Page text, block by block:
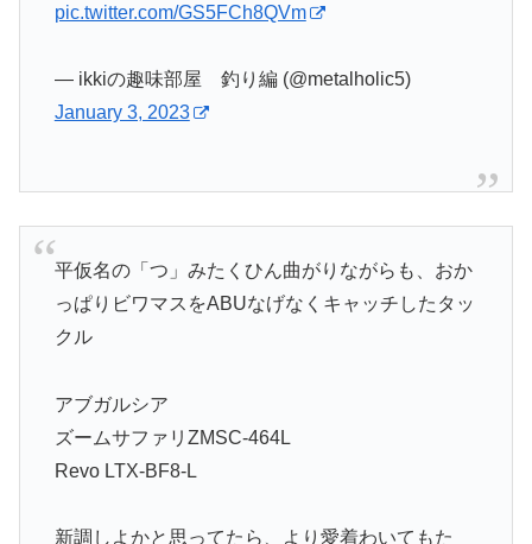
pic.twitter.com/GS5FCh8QVm
— ikkiの趣味部屋 釣り編 (@metalholic5)
January 3, 2023
平仮名の「つ」みたくひん曲がりながらも、おか
っぱりビワマスをABUなげなくキャッチしたタッ
クル
アブガルシア
ズームサファリZMSC-464L
Revo LTX-BF8-L
新調しよかと思ってたら、より愛着わいてもた